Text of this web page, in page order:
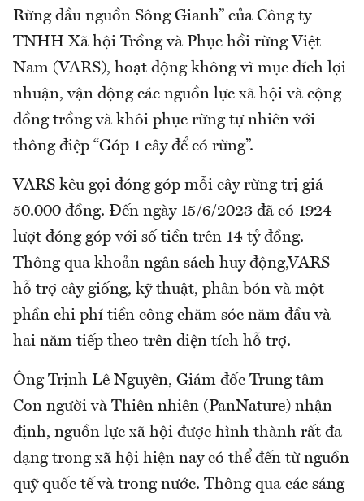
Rừng đầu nguồn Sông Gianh” của Công ty
TNHH Xã hội Trồng và Phục hồi rừng Việt
Nam (VARS), hoạt động không vì mục đích lợi
nhuận, vận động các nguồn lực xã hội và cộng
đồng trồng và khôi phục rừng tự nhiên với
thông điệp “Góp 1 cây để có rừng”.
VARS kêu gọi đóng góp mỗi cây rừng trị giá
50.000 đồng. Đến ngày 15/6/2023 đã có 1924
lượt đóng góp với số tiền trên 14 tỷ đồng.
Thông qua khoản ngân sách huy động,VARS
hỗ trợ cây giống, kỹ thuật, phân bón và một
phần chi phí tiền công chăm sóc năm đầu và
hai năm tiếp theo trên diện tích hỗ trợ.
Ông Trịnh Lê Nguyên, Giám đốc Trung tâm
Con người và Thiên nhiên (PanNature) nhận
định, nguồn lực xã hội được hình thành rất đa
dạng trong xã hội hiện nay có thể đến từ nguồn
quỹ quốc tế và trong nước. Thông qua các sáng